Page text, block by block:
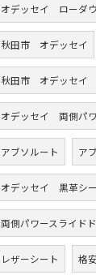
オデッセイ ローダ
秋田市 オデッセイ
秋田市 オデッセイ
オデッセイ 両側パ
アブソルート ア
オデッセイ 黒革シ
両側パワースライド
レザーシート 格